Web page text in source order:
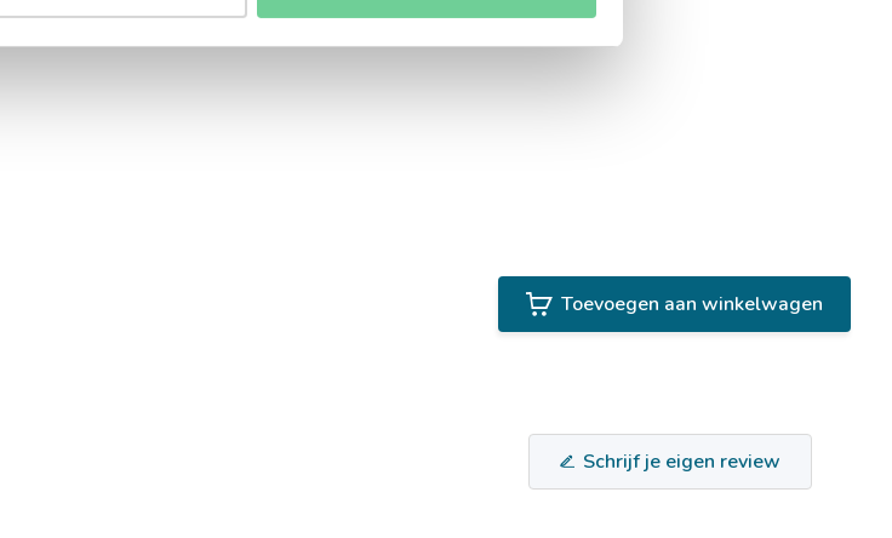
Toevoegen aan winkelwagen
Schrijf je eigen review